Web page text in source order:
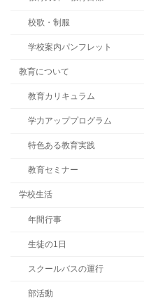
校歌・制服
学校案内パンフレット
教育について
教育カリキュラム
学力アッププログラム
特色ある教育実践
教育セミナー
学校生活
年間行事
生徒の1日
スクールバスの運行
部活動